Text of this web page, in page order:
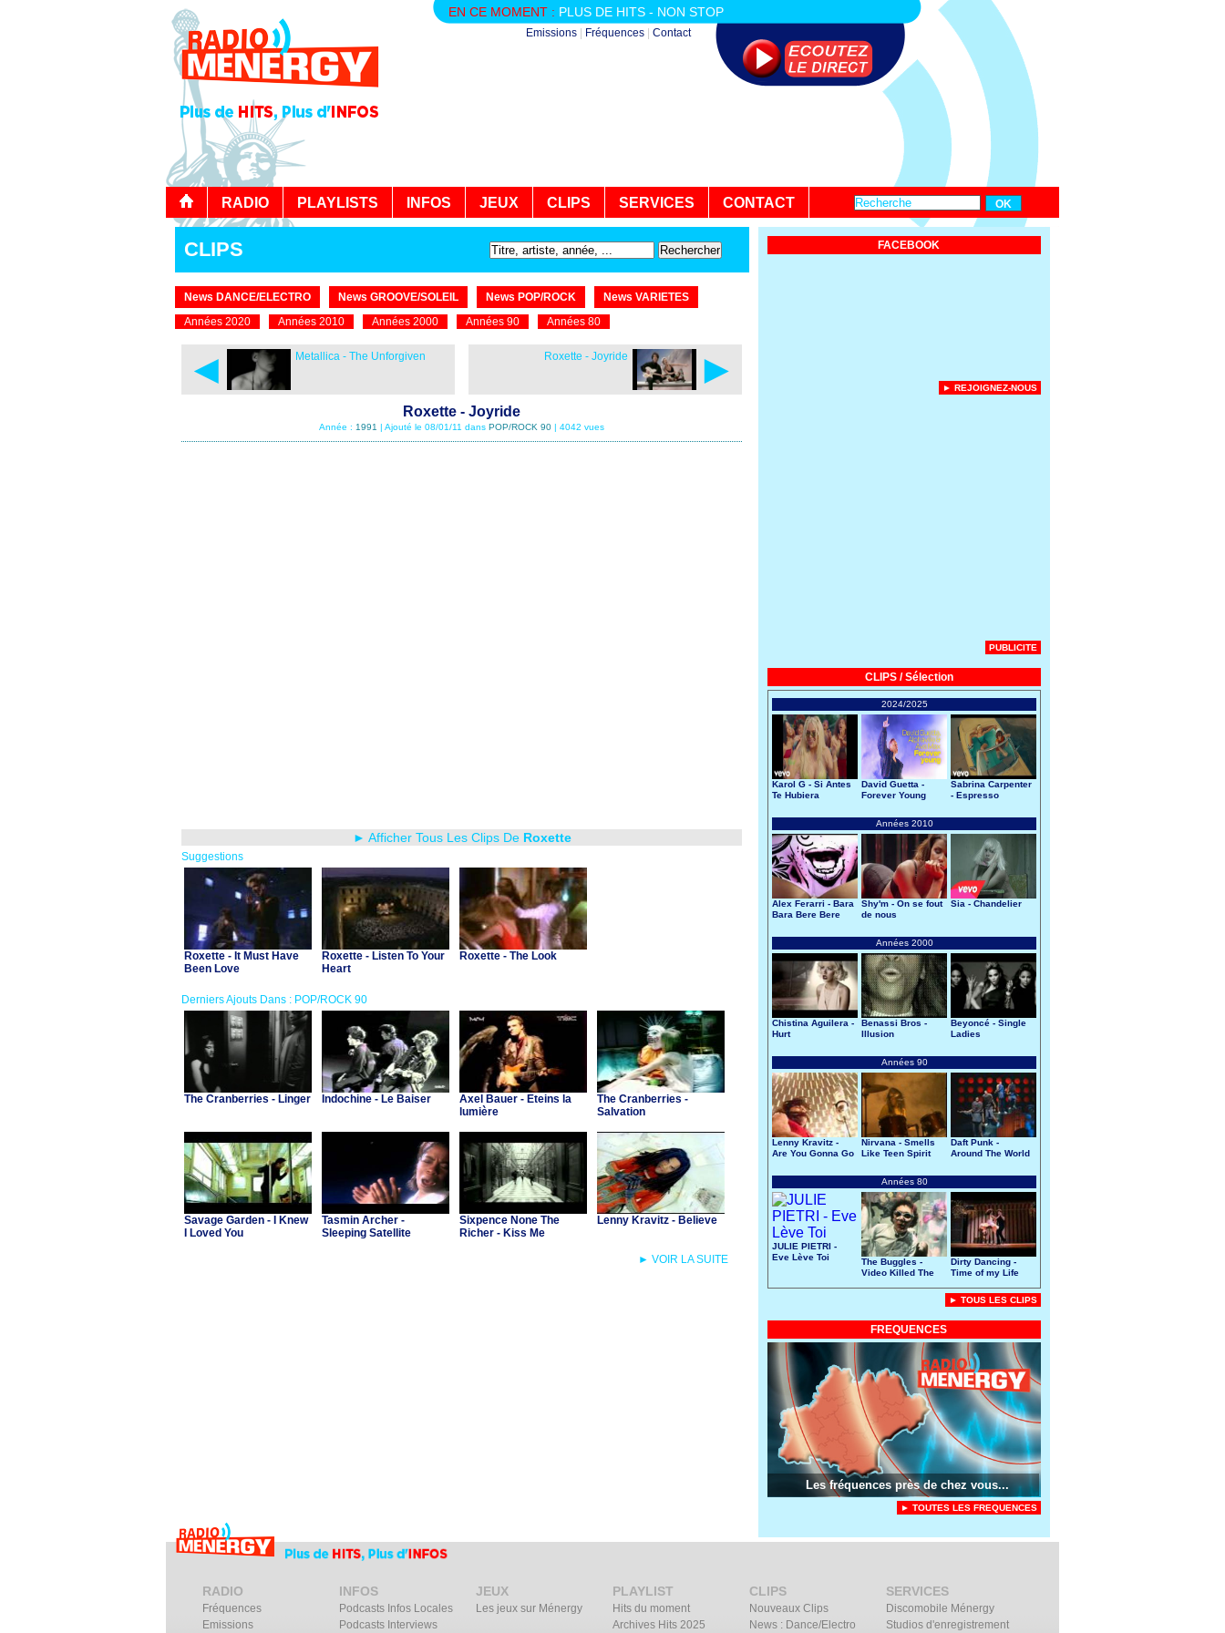
EN CE MOMENT : PLUS DE HITS - NON STOP
Emissions Fréquences Contact
RADIO PLAYLISTS INFOS JEUX CLIPS SERVICES CONTACT
CLIPS
News DANCE/ELECTRO News GROOVE/SOLEIL News POP/ROCK
News VARIETES
Années 2020
Années 2010 Années 2000 Années 90 Années 80
◄ Metallica - The Unforgiven ►
Roxette - Joyride
Roxette - Joyride
Année : 1991 | Ajouté le 08/01/11 dans POP/ROCK 90 | 4042 vues
► Afficher Tous Les Clips De Roxette
Suggestions
Roxette - It Must Have
Been Love
Roxette - Listen To Your
Heart
Roxette - The Look
Derniers Ajouts Dans : POP/ROCK 90
The Cranberries - Linger Indochine - Le Baiser
Axel Bauer - Eteins la
lumière
The Cranberries -
Salvation
Savage Garden - I Knew
I Loved You
Tasmin Archer -
Sleeping Satellite
Sixpence None The
Richer - Kiss Me
Lenny Kravitz - Believe
► VOIR LA SUITE
FACEBOOK
► REJOIGNEZ-NOUS
PUBLICITE
CLIPS / Sélection
2024/2025
Karol G - Si Antes
Te Hubiera
David Guetta -
Forever Young
Sabrina Carpenter
- Espresso
Années 2010
Alex Ferarri - Bara
Bara Bere Bere
Shy'm - On se fout
de nous
Sia - Chandelier
Années 2000
Chistina Aguilera -
Hurt
Benassi Bros -
Illusion
Beyoncé - Single
Ladies
Années 90
Lenny Kravitz -
Are You Gonna Go
Nirvana - Smells
Like Teen Spirit
Daft Punk -
Around The World
Années 80
JULIE PIETRI -
Eve Lève Toi
The Buggles -
Video Killed The
Dirty Dancing -
Time of my Life
► TOUS LES CLIPS
FREQUENCES
Les fréquences près de chez vous...
► TOUTES LES FREQUENCES
RADIO
Fréquences
Emissions
INFOS
Podcasts Infos Locales
Podcasts Interviews
JEUX
Les jeux sur Ménergy
PLAYLIST
Hits du moment
Archives Hits 2025
CLIPS
Nouveaux Clips
News : Dance/Electro
SERVICES
Discomobile Ménergy
Studios d'enregistrement